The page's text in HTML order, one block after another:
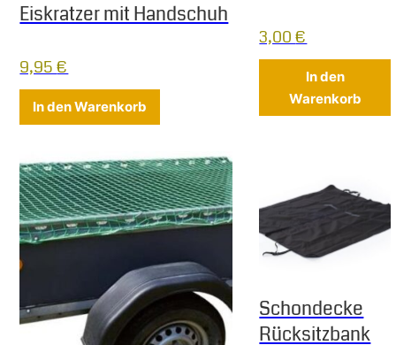
Eiskratzer mit Handschuh
9,95€
In den Warenkorb
3,00€
In den
Warenkorb
Schondecke
Rücksitzbank